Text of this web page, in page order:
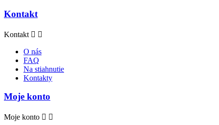
Kontakt
Kontakt  
O nás
FAQ
Na stiahnutie
Kontakty
Moje konto
Moje konto  